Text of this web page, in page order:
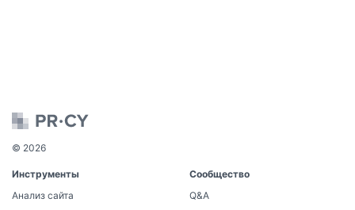
© 2026
Инструменты
Анализ сайта
Сообщество
Q&A